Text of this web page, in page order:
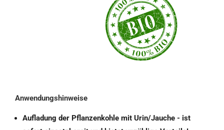
Anwendungshinweise
Aufladung der Pflanzenkohle mit Urin/Jauche - ist